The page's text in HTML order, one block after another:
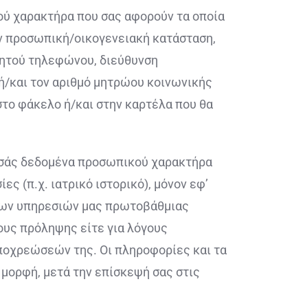
χαρακτήρα που σας αφορούν τα οποία
προσωπική/οικογενειακή κατάσταση,
τηλεφώνου, διεύθυνση
και τον αριθμό μητρώου κοινωνικής
φάκελο ή/και στην καρτέλα που θα
δεδομένα προσωπικού χαρακτήρα
(π.χ. ιατρικό ιστορικό), μόνον εφ’
υπηρεσιών μας πρωτοβάθμιας
πρόληψης είτε για λόγους
της. Οι πληροφορίες και τα
μετά την επίσκεψή σας στις